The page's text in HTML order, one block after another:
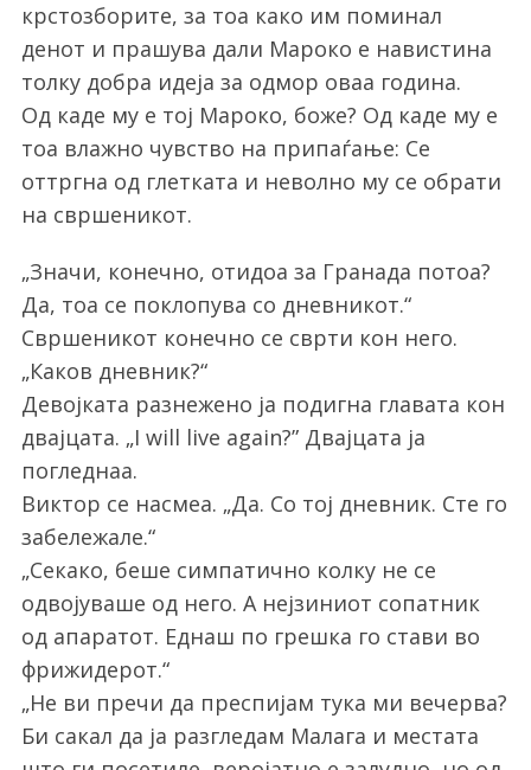
крстозборите, за тоа како им поминал
денот и прашува дали Мароко е навистина
толку добра идеја за одмор оваа година.
Од каде му е тој Мароко, боже? Од каде му е
тоа влажно чувство на припаѓање: Се
оттргна од глетката и неволно му се обрати
на свршеникот.
„Значи, конечно, отидоа за Гранада потоа?
Да, тоа се поклопува со дневникот.“
Свршеникот конечно се сврти кон него.
„Каков дневник?“
Девојката разнежено ја подигна главата кон
двајцата. „I will live again?” Двајцата ја
погледнаа.
Виктор се насмеа. „Да. Со тој дневник. Сте го
забележале.“
„Секако, беше симпатично колку не се
одвојуваше од него. А нејзиниот сопатник
од апаратот. Еднаш по грешка го стави во
фрижидерот.“
„Не ви пречи да преспијам тука ми вечерва?
Би сакал да ја разгледам Малага и местата